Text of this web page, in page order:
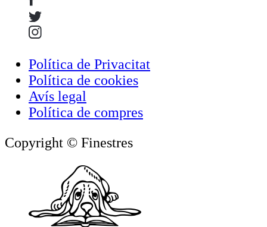
Política de Privacitat
Política de cookies
Avís legal
Política de compres
Copyright © Finestres